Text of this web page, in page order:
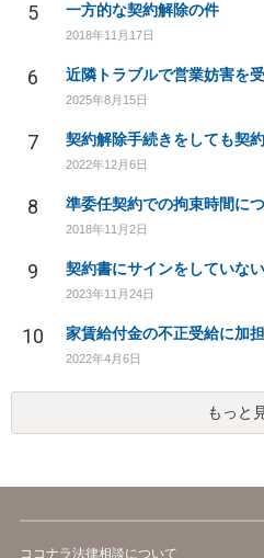
5 一方的な契約解除の件
2018年11月17日
6 近隣トラブルで営業妨害を
2025年8月15日
7
2022年12月6日
8 準委任契約での拘束時間に
2018年11月2日
9
2023年11月24日
10 家賃給付金の不正受給に加
2022年4月6日
もっと
ココナラ法律相談について